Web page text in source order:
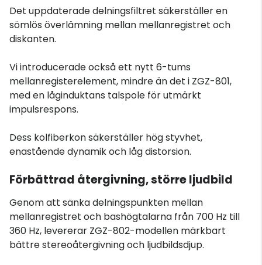
Det uppdaterade delningsfiltret säkerställer en
sömlös överlämning mellan mellanregistret och
diskanten.
Vi introducerade också ett nytt 6-tums
mellanregisterelement, mindre än det i ZGZ-801,
med en låginduktans talspole för utmärkt
impulsrespons.
Dess kolfiberkon säkerställer hög styvhet,
enastående dynamik och låg distorsion.
Förbättrad återgivning, större ljudbild
Genom att sänka delningspunkten mellan
mellanregistret och bashögtalarna från 700 Hz till
360 Hz, levererar ZGZ-802-modellen märkbart
bättre stereoåtergivning och ljudbildsdjup.